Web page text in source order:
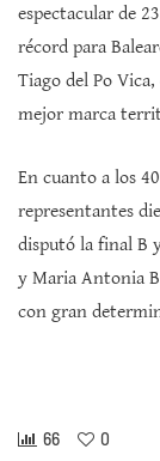
espectacular de
récord para
Tiago del Po
mejor marca
En cuanto a los
representantes
disputó la final B
y Maria Antonia
con gran
66 0